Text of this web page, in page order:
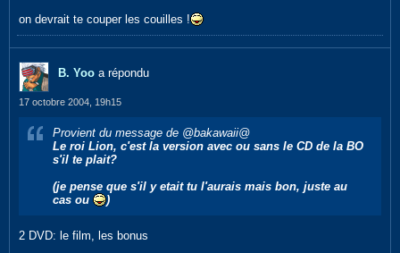
on devrait te couper les couilles !
B. Yoo a répondu
17 octobre 2004, 19h15
Provient du message de @bakawaii@
Le roi Lion, c'est la version avec ou sans le CD de la BO
s'il te plait?
(je pense que s'il y etait tu l'aurais mais bon, juste au
cas ou
)
2 DVD: le film, les bonus